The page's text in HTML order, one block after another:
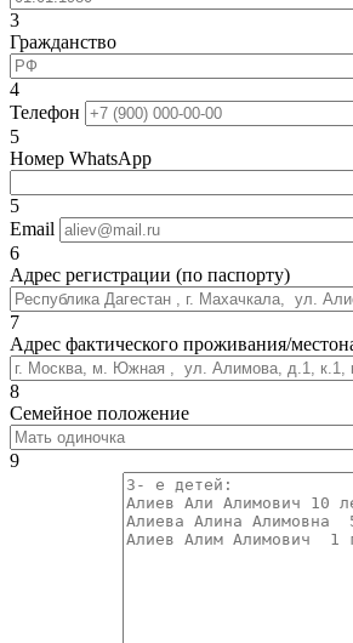
3
Гражданство
4
Телефон
5
Номер WhatsApp
5
Email
6
Адрес регистрации (по паспорту)
7
Адрес фактического проживания/
8
Семейное положение
9